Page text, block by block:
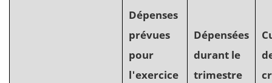
Dépenses
prévues
pour
l'exercice
Dépensées
durant le
trimestre